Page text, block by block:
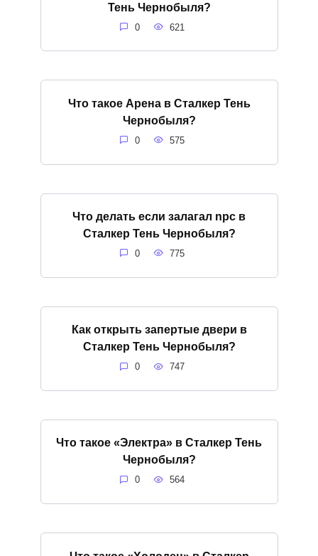
Тень Чернобыля?
0 621
Что такое Арена в Сталкер Тень
Чернобыля?
0 575
Что делать если залагал npc в
Сталкер Тень Чернобыля?
0 775
Как открыть запертые двери в
Сталкер Тень Чернобыля?
0 747
Что такое «Электра» в Сталкер Тень
Чернобыля?
0 564